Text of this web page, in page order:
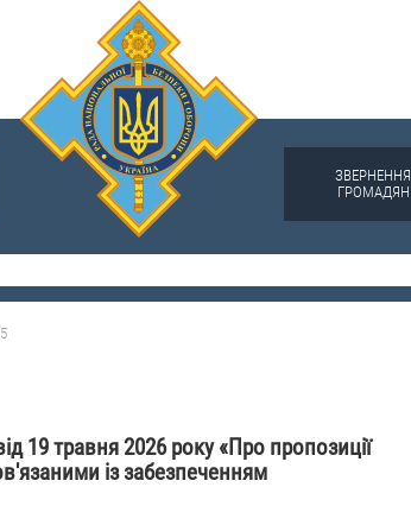
ЗВЕРНЕННЯ
ГРОМАДЯН
19 травня 2026 року «Про пропозиції
із забезпеченням